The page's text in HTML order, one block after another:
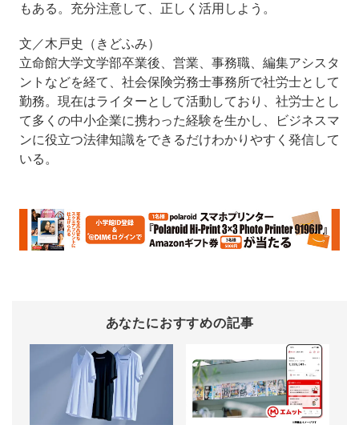
もある。充分注意して、正しく活用しよう。
文／木戸史（きどふみ）
立命館大学文学部卒業後、営業、事務職、編集アシスタ
ントなどを経て、社会保険労務士事務所で社労士として
勤務。現在はライターとして活動しており、社労士とし
て多くの中小企業に携わった経験を生かし、ビジネスマ
ンに役立つ法律知識をできるだけわかりやすく発信して
いる。
あなたにおすすめの記事